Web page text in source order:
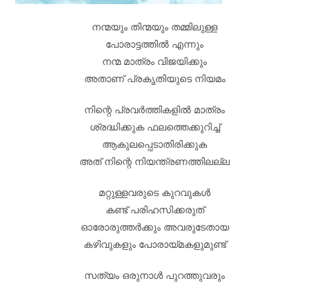
നന്മയും തിന്മയും തമ്മിലുള്ള
പോരാട്ടത്തിൽ എന്നും
നന്മ മാത്രം വിജയിക്കും
അതാണ് പ്രകൃതിയുടെ നിയമം
നിന്റെ പ്രവർത്തികളിൽ മാത്രം
ശ്രദ്ധിക്കുക ഫലത്തെക്കുറിച്ച്
ആകുലപ്പെടാതിരിക്കുക
അത് നിന്റെ നിയന്ത്രണത്തിലല്ല
മറ്റുള്ളവരുടെ കുറവുകൾ
കണ്ട് പരിഹസിക്കരുത്
ഓരോരുത്തർക്കും അവരുടേതായ
കഴിവുകളും പോരായ്മകളുമുണ്ട്
സത്യം ഒരുനാൾ പുറത്തുവരും